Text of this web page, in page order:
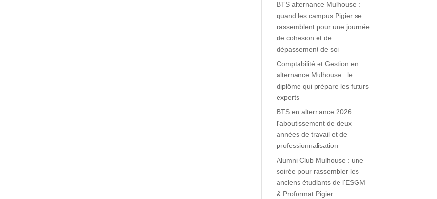
BTS alternance Mulhouse :
quand les campus Pigier se
rassemblent pour une journée
de cohésion et de
dépassement de soi
Comptabilité et Gestion en
alternance Mulhouse : le
diplôme qui prépare les futurs
experts
BTS en alternance 2026 :
l’aboutissement de deux
années de travail et de
professionnalisation
Alumni Club Mulhouse : une
soirée pour rassembler les
anciens étudiants de l’ESGM
& Proformat Pigier